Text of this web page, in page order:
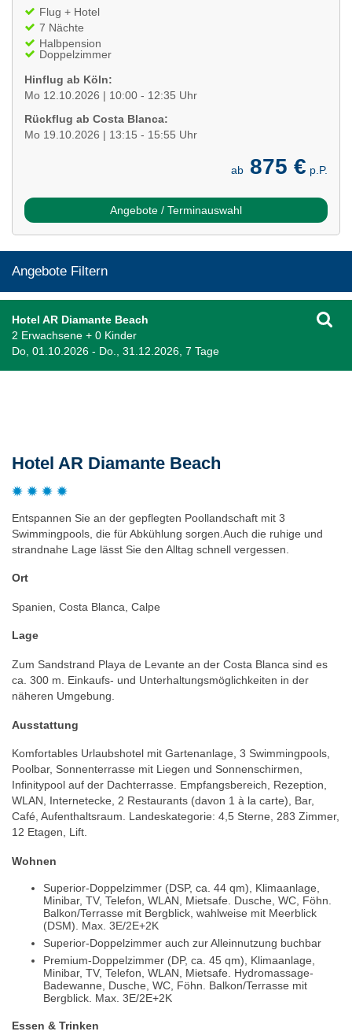
Flug + Hotel
7 Nächte
Halbpension
Doppelzimmer
Hinflug ab Köln:
Mo 12.10.2026 | 10:00 - 12:35 Uhr
Rückflug ab Costa Blanca:
Mo 19.10.2026 | 13:15 - 15:55 Uhr
ab 875 € p.P.
Angebote / Terminauswahl
Angebote Filtern
Hotel AR Diamante Beach
2 Erwachsene + 0 Kinder
Do, 01.10.2026 - Do., 31.12.2026, 7 Tage
Hotel AR Diamante Beach
Entspannen Sie an der gepflegten Poollandschaft mit 3
Swimmingpools, die für Abkühlung sorgen.Auch die ruhige und
strandnahe Lage lässt Sie den Alltag schnell vergessen.
Ort
Spanien, Costa Blanca, Calpe
Lage
Zum Sandstrand Playa de Levante an der Costa Blanca sind es
ca. 300 m. Einkaufs- und Unterhaltungsmöglichkeiten in der
näheren Umgebung.
Ausstattung
Komfortables Urlaubshotel mit Gartenanlage, 3 Swimmingpools,
Poolbar, Sonnenterrasse mit Liegen und Sonnenschirmen,
Infinitypool auf der Dachterrasse. Empfangsbereich, Rezeption,
WLAN, Internetecke, 2 Restaurants (davon 1 à la carte), Bar,
Café, Aufenthaltsraum. Landeskategorie: 4,5 Sterne, 283 Zimmer,
12 Etagen, Lift.
Wohnen
Superior-Doppelzimmer (DSP, ca. 44 qm), Klimaanlage,
Minibar, TV, Telefon, WLAN, Mietsafe. Dusche, WC, Föhn.
Balkon/Terrasse mit Bergblick, wahlweise mit Meerblick
(DSM). Max. 3E/2E+2K
Superior-Doppelzimmer auch zur Alleinnutzung buchbar
Premium-Doppelzimmer (DP, ca. 45 qm), Klimaanlage,
Minibar, TV, Telefon, WLAN, Mietsafe. Hydromassage-
Badewanne, Dusche, WC, Föhn. Balkon/Terrasse mit
Bergblick. Max. 3E/2E+2K
Essen & Trinken